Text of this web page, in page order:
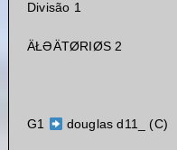
Divisão 1
ÄŁƏÄTØRIØS 2
G1 douglas d11_ (C)